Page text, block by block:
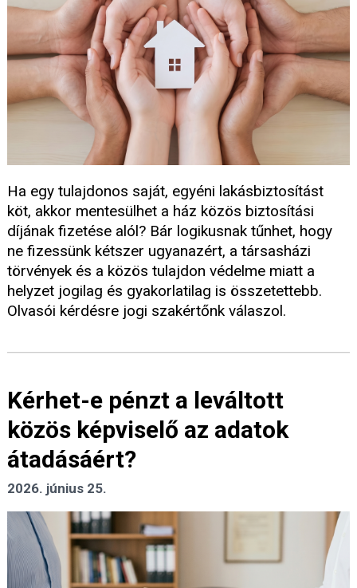
Ha egy tulajdonos saját, egyéni lakásbiztosítást
köt, akkor mentesülhet a ház közös biztosítási
díjának fizetése alól? Bár logikusnak tűnhet, hogy
ne fizessünk kétszer ugyanazért, a társasházi
törvények és a közös tulajdon védelme miatt a
helyzet jogilag és gyakorlatilag is összetettebb.
Olvasói kérdésre jogi szakértőnk válaszol.
Kérhet-e pénzt a leváltott
közös képviselő az adatok
átadásáért?
2026. június 25.